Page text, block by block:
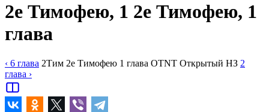
2е Тимофею, 1 2е Тимофею, 1
глава
‹ 6 глава 2Тим 2е Тимофею 1 глава OTNT Открытый НЗ 2
глава ›